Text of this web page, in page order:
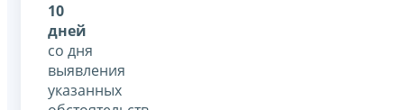
10
дней
со дня
выявления
указанных